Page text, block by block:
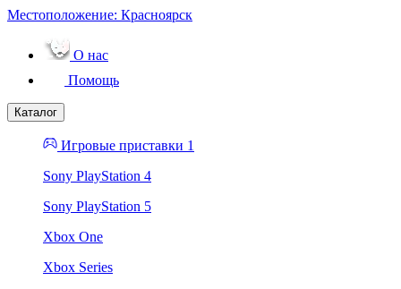
Местоположение: Красноярск
О нас
Помощь
Каталог
Игровые приставки 1
Sony PlayStation 4
Sony PlayStation 5
Xbox One
Xbox Series